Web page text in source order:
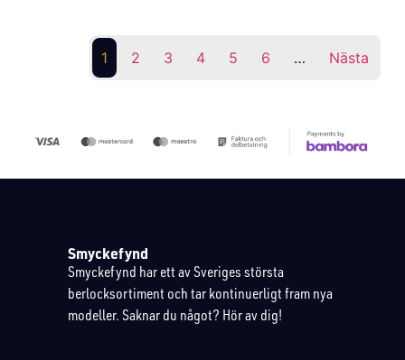
1 2 3 4 5 6 … Nästa
Smyckefynd
Smyckefynd har ett av Sveriges största
berlocksortiment och tar kontinuerligt fram nya
modeller. Saknar du något? Hör av dig!